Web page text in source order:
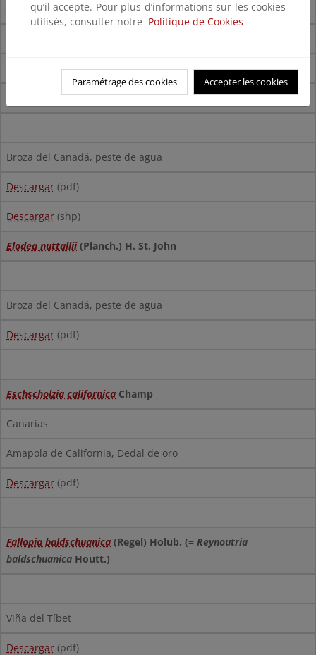
Jacinto de agua, camalote
(shp)
Elodea canadensisMichx.
Broza del Canadá, peste de agua
Descargar (pdf)
Descargar (shp)
Elodea nuttallii(Planch.) H. St. John
Broza del Canadá, peste de agua
Descargar (pdf)
Eschscholzia californica Champ
Canarias
Amapola de California, Dedal de oro
Descargar (pdf)
Fallopia baldschuanica (Regel) Holub. (= Reynoutria
baldschuanica Houtt.)
Viña del Tíbet
Descargar (pdf)
qu’il accepte. Pour plus d’informations sur les cookies
utilisés, consulter notre Politique de Cookies
Paramétrage des cookies Accepter les cookies